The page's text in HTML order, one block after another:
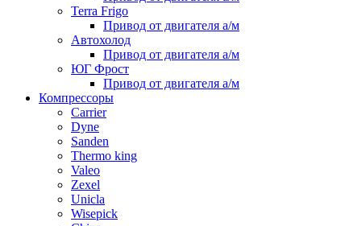
Terra Frigo
Привод от двигателя а/м
Автохолод
Привод от двигателя а/м
ЮГ Фрост
Привод от двигателя а/м
Компрессоры
Carrier
Dyne
Sanden
Thermo king
Valeo
Zexel
Unicla
Wisepick